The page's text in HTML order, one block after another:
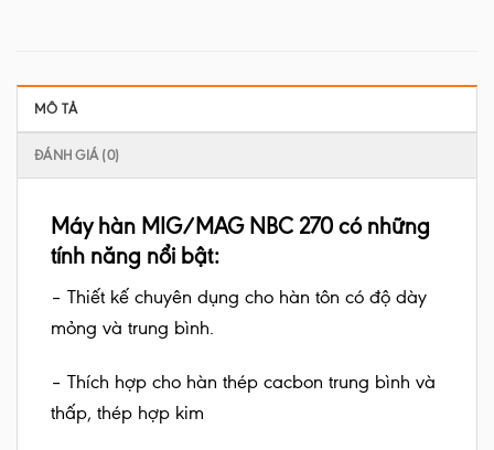
MÔ TẢ
ĐÁNH GIÁ (0)
Máy hàn MIG/MAG NBC 270 có những
tính năng nổi bật:
– Thiết kế chuyên dụng cho hàn tôn có độ dày
mỏng và trung bình.
– Thích hợp cho hàn thép cacbon trung bình và
thấp, thép hợp kim